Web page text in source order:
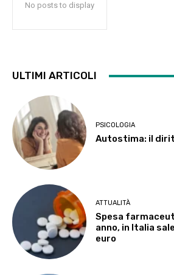
No posts to display
ULTIMI ARTICOLI
PSICOLOGIA
Autostima: il
ATTUALITÀ
Spesa
anno, in Italia
euro